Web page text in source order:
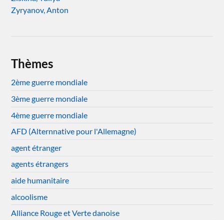
Zyryanov, Anton
Thèmes
2ème guerre mondiale
3ème guerre mondiale
4ème guerre mondiale
AFD (Alternnative pour l'Allemagne)
agent étranger
agents étrangers
aide humanitaire
alcoolisme
Alliance Rouge et Verte danoise